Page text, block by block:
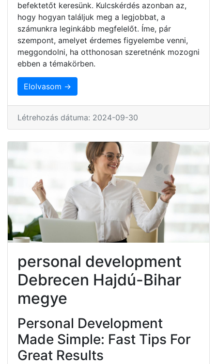
befektetőt keresünk. Kulcskérdés azonban az,
hogy hogyan találjuk meg a legjobbat, a
számunkra leginkább megfelelőt. Íme, pár
szempont, amelyet érdemes figyelembe venni,
meggondolni, ha otthonosan szeretnénk mozogni
ebben a témakörben.
Elolvasom →
Létrehozás dátuma: 2024-09-30
personal development
Debrecen Hajdú-Bihar
megye
Personal Development
Made Simple: Fast Tips For
Great Results